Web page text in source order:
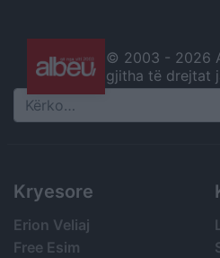
© 2003 - 2026
gjitha të drejtat
Search
Kryesore
Erion Veliaj
Free Esim